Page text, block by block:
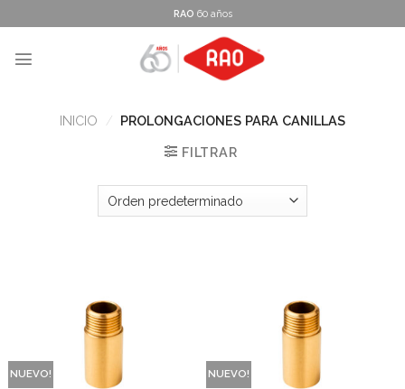
to
content
RAO 60 años
INICIO / PROLONGACIONES PARA CANILLAS
FILTRAR
NUEVO! NUEVO!